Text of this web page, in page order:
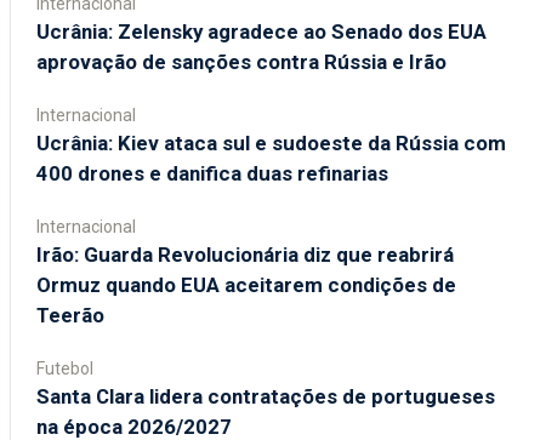
Ucrânia: Zelensky agradece ao Senado dos EUA
aprovação de sanções contra Rússia e Irão
Internacional
Ucrânia: Kiev ataca sul e sudoeste da Rússia com
400 drones e danifica duas refinarias
Internacional
Irão: Guarda Revolucionária diz que reabrirá
Ormuz quando EUA aceitarem condições de
Teerão
Futebol
Santa Clara lidera contratações de portugueses
na época 2026/2027